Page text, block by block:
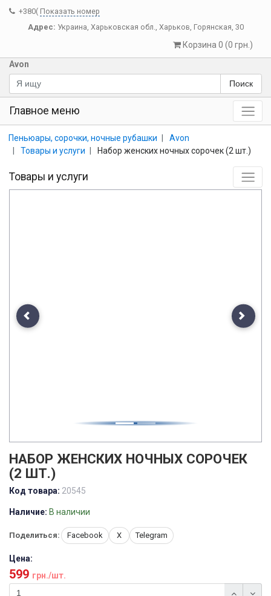
+380( Показать номер
Адрес: Украина, Харьковская обл., Харьков, Горянская, 30
Корзина 0 (0 грн.)
Avon
Поиск
Главное меню
Пеньюары, сорочки, ночные рубашки
Avon
Товары и услуги
Набор женских ночных сорочек (2 шт.)
Товары и услуги
Previous Next
НАБОР ЖЕНСКИХ НОЧНЫХ СОРОЧЕК
(2 ШТ.)
Код товара: 20545
Наличие: В наличии
Поделиться: Facebook X Telegram
Цена:
599 грн./шт.